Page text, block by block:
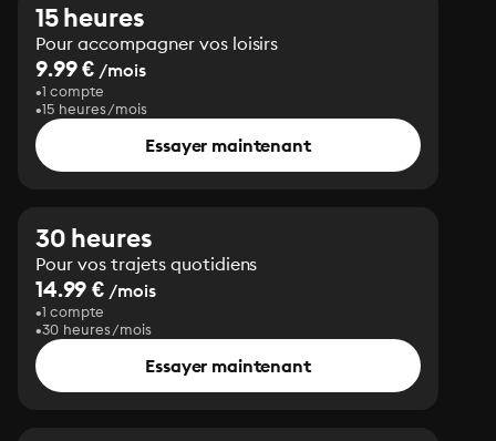
15 heures
Pour accompagner vos loisirs
9.99 € /mois
1 compte
15 heures/mois
Essayer maintenant
30 heures
Pour vos trajets quotidiens
14.99 € /mois
1 compte
30 heures/mois
Essayer maintenant